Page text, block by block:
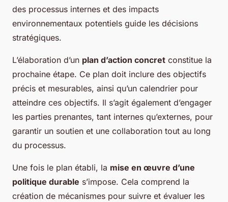
des processus internes et des impacts
environnementaux potentiels guide les décisions
stratégiques.
L’élaboration d’un plan d’action concret constitue la
prochaine étape. Ce plan doit inclure des objectifs
précis et mesurables, ainsi qu’un calendrier pour
atteindre ces objectifs. Il s’agit également d’engager
les parties prenantes, tant internes qu’externes, pour
garantir un soutien et une collaboration tout au long
du processus.
Une fois le plan établi, la mise en œuvre d’une
politique durable s’impose. Cela comprend la
création de mécanismes pour suivre et évaluer les